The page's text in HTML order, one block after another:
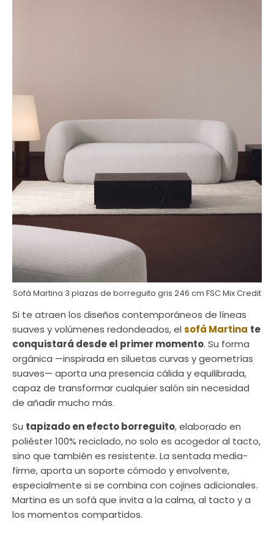
Sofá Martina 3 plazas de borreguito gris 246 cm FSC Mix Credit
Si te atraen los diseños contemporáneos de líneas
suaves y volúmenes redondeados, el sofá Martina te
conquistará desde el primer momento. Su forma
orgánica —inspirada en siluetas curvas y geometrías
suaves— aporta una presencia cálida y equilibrada,
capaz de transformar cualquier salón sin necesidad
de añadir mucho más.
Su tapizado en efecto borreguito, elaborado en
poliéster 100% reciclado, no solo es acogedor al tacto,
sino que también es resistente. La sentada media-
firme, aporta un soporte cómodo y envolvente,
especialmente si se combina con cojines adicionales.
Martina es un sofá que invita a la calma, al tacto y a
los momentos compartidos.